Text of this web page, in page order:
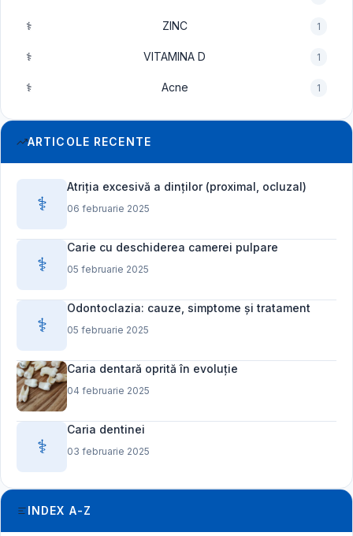
⚕️ ZINC 1
⚕️ VITAMINA D 1
⚕️ Acne 1
ARTICOLE RECENTE
⚕️
Atriția excesivă a dinților (proximal, ocluzal)
06 februarie 2025
⚕️
Carie cu deschiderea camerei pulpare
05 februarie 2025
⚕️
Odontoclazia: cauze, simptome și tratament
05 februarie 2025
Caria dentară oprită în evoluție
04 februarie 2025
⚕️
Caria dentinei
03 februarie 2025
INDEX A-Z